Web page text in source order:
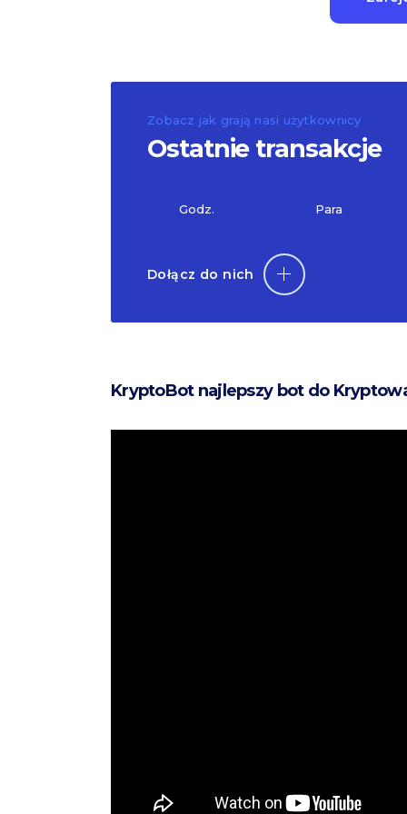
Zobacz jak grają nasi użytkownicy
Ostatnie transakcje
Godz. Para
Dołącz do nich
KryptoBot najlepszy bot do